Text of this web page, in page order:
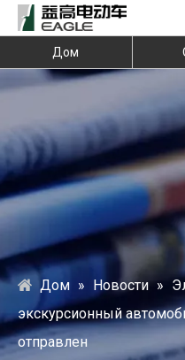
Дом
Дом » Новости »
экскурсионный
отправлен